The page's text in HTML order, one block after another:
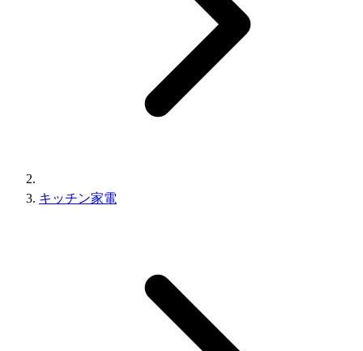
キッチン家電